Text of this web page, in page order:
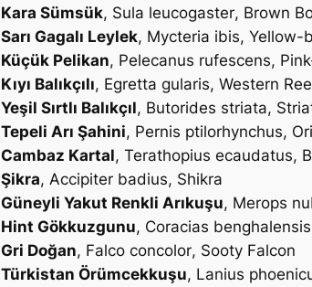
Kara Sümsük, Sula leucogaster, Brown
Sarı Gagalı Leylek, Mycteria ibis, Yellow-
Küçük Pelikan, Pelecanus rufescens,
Kıyı Balıkçılı, Egretta gularis, Western
Yeşil Sırtlı Balıkçıl, Butorides striata,
Tepeli Arı Şahini, Pernis ptilorhynchus,
Cambaz Kartal, Terathopius ecaudatus,
Şikra, Accipiter badius, Shikra
Güneyli Yakut Renkli Arıkuşu, Merops
Hint Gökkuzgunu, Coracias benghalensis
Gri Doğan, Falco concolor, Sooty Falcon
Türkistan Örümcekkuşu, Lanius